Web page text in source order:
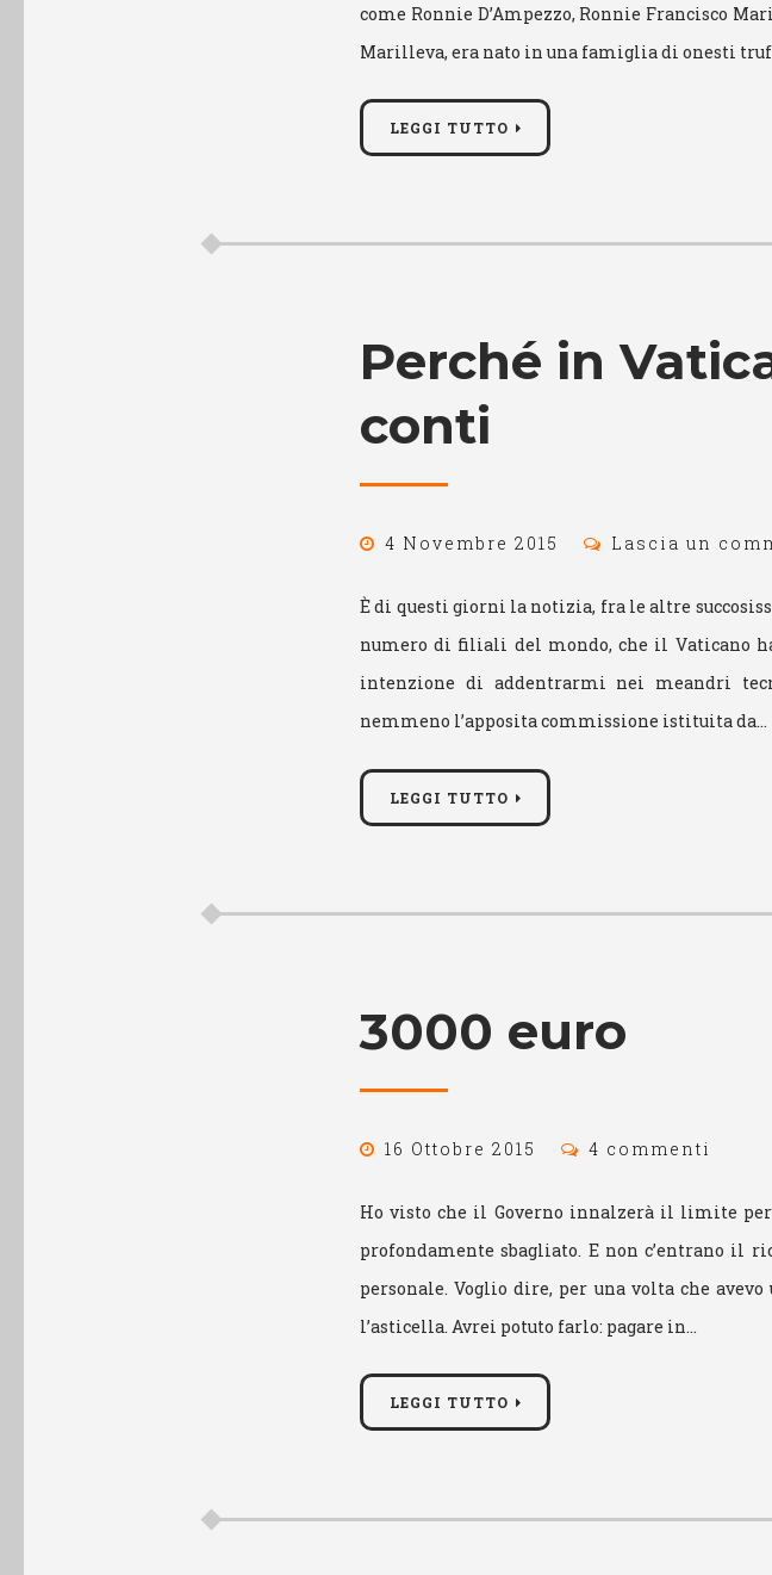
come Ronnie D’Ampezzo, Ronnie Francisco
Marilleva, era nato in una famiglia di onesti
LEGGI TUTTO
Perché in
conti
4 Novembre 2015 Lascia un
È di questi giorni la notizia, fra le altre
numero di filiali del mondo, che il Vaticano
intenzione di addentrarmi nei meandri
nemmeno l’apposita commissione istituita da…
LEGGI TUTTO
3000 euro
16 Ottobre 2015 4 commenti
Ho visto che il Governo innalzerà il limite per
profondamente sbagliato. E non c’entrano il
personale. Voglio dire, per una volta che
l’asticella. Avrei potuto farlo: pagare in…
LEGGI TUTTO